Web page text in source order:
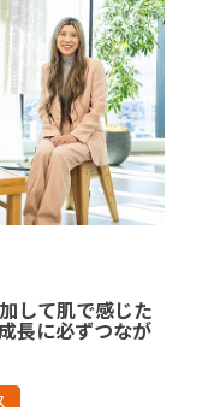
して肌で感じた
長に必ずつなが